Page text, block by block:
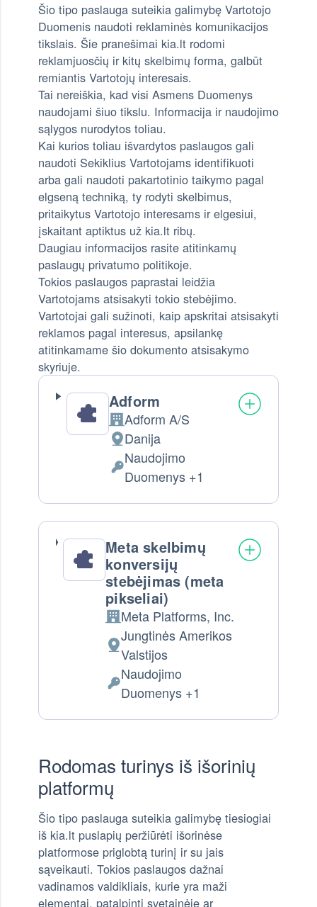
Šio tipo paslauga suteikia galimybę Vartotojo
Duomenis naudoti reklaminės komunikacijos
tikslais. Šie pranešimai kia.lt rodomi
reklamjuosčių ir kitų skelbimų forma, galbūt
remiantis Vartotojų interesais.
Tai nereiškia, kad visi Asmens Duomenys
naudojami šiuo tikslu. Informacija ir naudojimo
sąlygos nurodytos toliau.
Kai kurios toliau išvardytos paslaugos gali
naudoti Sekiklius Vartotojams identifikuoti
arba gali naudoti pakartotinio taikymo pagal
elgseną techniką, ty rodyti skelbimus,
pritaikytus Vartotojo interesams ir elgesiui,
įskaitant aptiktus už kia.lt ribų.
Daugiau informacijos rasite atitinkamų
paslaugų privatumo politikoje.
Tokios paslaugos paprastai leidžia
Vartotojams atsisakyti tokio stebėjimo.
Vartotojai gali sužinoti, kaip apskritai atsisakyti
reklamos pagal interesus, apsilankę
atitinkamame šio dokumento atsisakymo
skyriuje.
Adform
Company:
Adform A/S
Tvarkymo vieta:
Danija
Tvarkomi Asmens Duomenys:
Naudojimo
Duomenys +1
Meta skelbimų
konversijų
stebėjimas (meta
pikseliai)
Company:
Meta Platforms, Inc.
Tvarkymo vieta:
Jungtinės Amerikos
Valstijos
Tvarkomi Asmens Duomenys:
Naudojimo
Duomenys +1
Rodomas turinys iš išorinių
platformų
Šio tipo paslauga suteikia galimybę tiesiogiai
iš kia.lt puslapių peržiūrėti išorinėse
platformose priglobtą turinį ir su jais
sąveikauti. Tokios paslaugos dažnai
vadinamos valdikliais, kurie yra maži
elementai, patalpinti svetainėje ar